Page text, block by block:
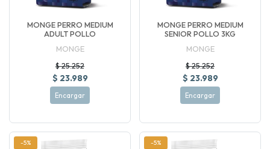
MONGE PERRO MEDIUM
ADULT POLLO
MONGE
$ 25.252
$ 23.989
Encargar
MONGE PERRO MEDIUM
SENIOR POLLO 3KG
MONGE
$ 25.252
$ 23.989
Encargar
-5% -5%